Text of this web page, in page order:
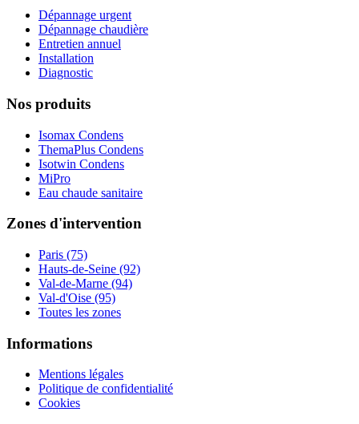
Dépannage urgent
Dépannage chaudière
Entretien annuel
Installation
Diagnostic
Nos produits
Isomax Condens
ThemaPlus Condens
Isotwin Condens
MiPro
Eau chaude sanitaire
Zones d'intervention
Paris (75)
Hauts-de-Seine (92)
Val-de-Marne (94)
Val-d'Oise (95)
Toutes les zones
Informations
Mentions légales
Politique de confidentialité
Cookies